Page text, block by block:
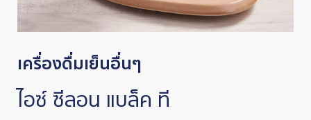
เครื่องดื่มเย็นอื่นๆ
ไอซ์ ซีลอน แบล็ค ที